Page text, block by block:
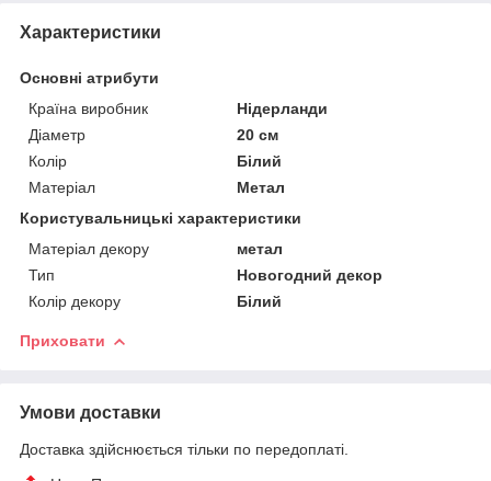
Характеристики
Основні атрибути
Країна виробник
Нідерланди
Діаметр
20 см
Колір
Білий
Матеріал
Метал
Користувальницькі характеристики
Матеріал декору
метал
Тип
Новогодний декор
Колір декору
Білий
Приховати
Умови доставки
Доставка здійснюється тільки по передоплаті.